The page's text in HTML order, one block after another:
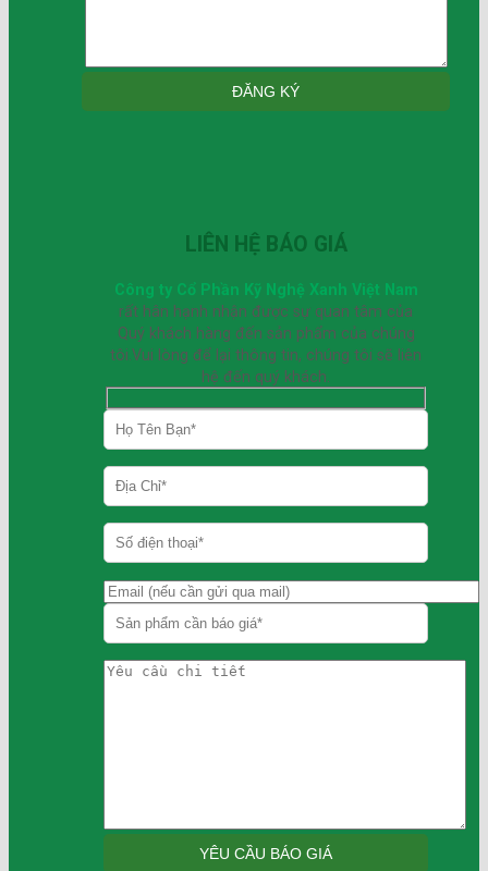
LIÊN HỆ BÁO GIÁ
Công ty Cổ Phần Kỹ Nghệ Xanh Việt Nam
rất hân hạnh nhận được sự quan tâm của
Quý khách hàng đến sản phẩm của chúng
tôi.Vui lòng để lại thông tin, chúng tôi sẽ liên
hệ đến quý khách.